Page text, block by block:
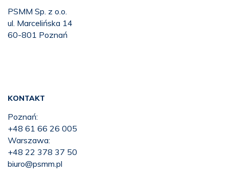
PSMM Sp. z o.o.
ul. Marcelińska 14
60-801 Poznań
KONTAKT
Poznań:
+48 61 66 26 005
Warszawa:
+48 22 378 37 50
biuro@psmm.pl